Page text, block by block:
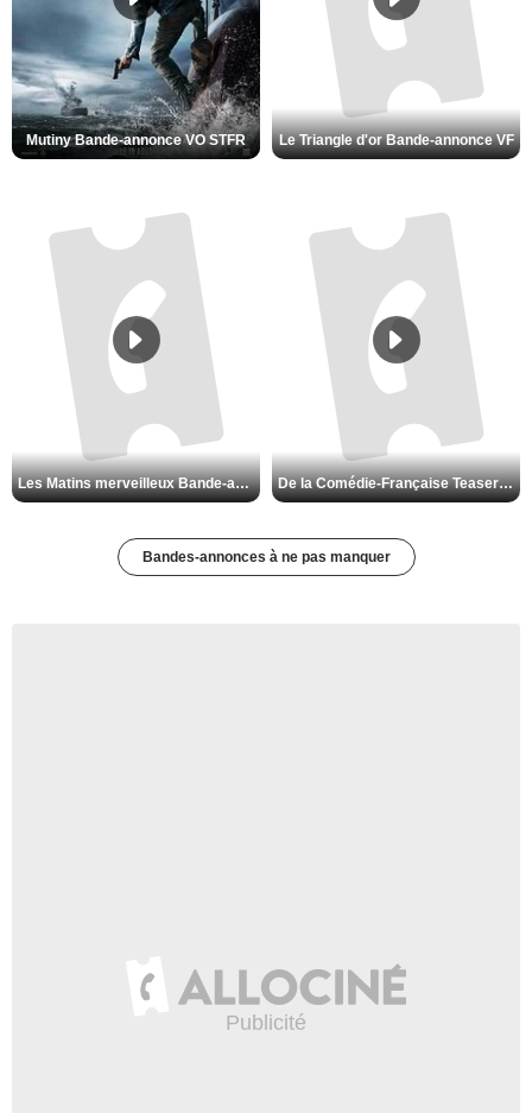
Mutiny Bande-annonce VO STFR Le Triangle d'or Bande-annonce VF
Les Matins merveilleux Bande-annonce VF De la Comédie-Française Teaser VF
Bandes-annonces à ne pas manquer